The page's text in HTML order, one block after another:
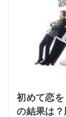
初めて恋
の結果は